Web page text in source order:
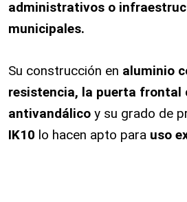
administrativos o
municipales.
Su construcción en aluminio
resistencia, la puerta frontal
antivandálico y su grado de
IK10 lo hacen apto para uso